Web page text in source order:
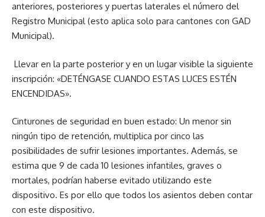
anteriores, posteriores y puertas laterales el número del
Registro Municipal (esto aplica solo para cantones con GAD
Municipal).
Llevar en la parte posterior y en un lugar visible la siguiente
inscripción: «DETÉNGASE CUANDO ESTAS LUCES ESTÉN
ENCENDIDAS».
Cinturones de seguridad en buen estado: Un menor sin
ningún tipo de retención, multiplica por cinco las
posibilidades de sufrir lesiones importantes. Además, se
estima que 9 de cada 10 lesiones infantiles, graves o
mortales, podrían haberse evitado utilizando este
dispositivo. Es por ello que todos los asientos deben contar
con este dispositivo.